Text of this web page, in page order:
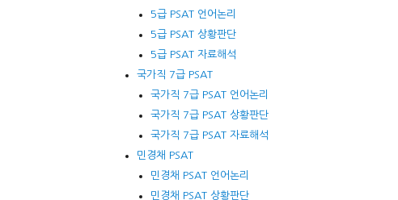
5급 PSAT 언어논리
5급 PSAT 상황판단
5급 PSAT 자료해석
국가직 7급 PSAT
국가직 7급 PSAT 언어논리
국가직 7급 PSAT 상황판단
국가직 7급 PSAT 자료해석
민경채 PSAT
민경채 PSAT 언어논리
민경채 PSAT 상황판단